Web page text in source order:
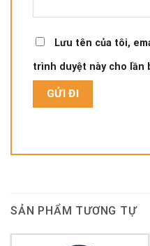
Lưu tên của tôi,
trình duyệt này cho lần
SẢN PHẨM TƯƠNG TỰ